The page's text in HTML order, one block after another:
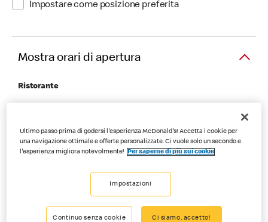
Impostare come posizione preferita
Mostra orari di apertura
Ristorante
09:00 - 00:00
Ma 09:00 - 00:00
Tuesday 09:00 - 00:00
09:00 - 00:00
Thursday 09:00 - 00:00
Ultimo passo prima di godersi l'esperienza McDonald's! Accetta i cookie per
una navigazione ottimale e offerte personalizzate. Ci vuole solo un secondo e
l'esperienza migliora notevolmente!
Per saperne di più sui cookie
Impostazioni
Continuo senza cookie Ci siamo, accetto!